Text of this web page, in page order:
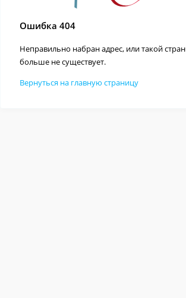
Ошибка 404
Неправильно набран адрес, или такой
больше не существует.
Вернуться на главную страницу